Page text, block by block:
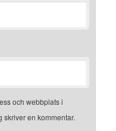
och webbplats i
en kommentar.